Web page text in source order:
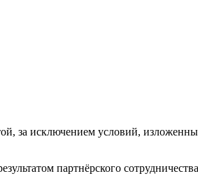
за исключением условий,
партнёрского